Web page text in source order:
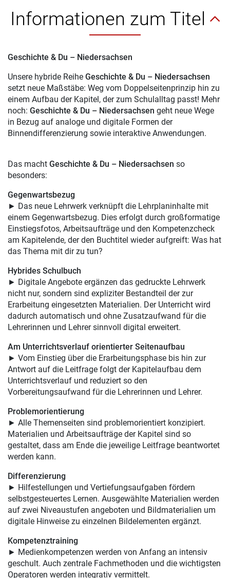
Informationen zum Titel
Geschichte & Du – Niedersachsen
Unsere hybride Reihe Geschichte & Du – Niedersachsen
setzt neue Maßstäbe: Weg vom Doppelseitenprinzip hin zu
einem Aufbau der Kapitel, der zum Schulalltag passt! Mehr
noch: Geschichte & Du – Niedersachsen geht neue Wege
in Bezug auf analoge und digitale Formen der
Binnendifferenzierung sowie interaktive Anwendungen.
Das macht Geschichte & Du – Niedersachsen so
besonders:
Gegenwartsbezug
► Das neue Lehrwerk verknüpft die Lehrplaninhalte mit
einem Gegenwartsbezug. Dies erfolgt durch großformatige
Einstiegsfotos, Arbeitsaufträge und den Kompetenzcheck
am Kapitelende, der den Buchtitel wieder aufgreift: Was hat
das Thema mit dir zu tun?
Hybrides Schulbuch
► Digitale Angebote ergänzen das gedruckte Lehrwerk
nicht nur, sondern sind expliziter Bestandteil der zur
Erarbeitung eingesetzten Materialien. Der Unterricht wird
dadurch automatisch und ohne Zusatzaufwand für die
Lehrerinnen und Lehrer sinnvoll digital erweitert.
Am Unterrichtsverlauf orientierter Seitenaufbau
► Vom Einstieg über die Erarbeitungsphase bis hin zur
Antwort auf die Leitfrage folgt der Kapitelaufbau dem
Unterrichtsverlauf und reduziert so den
Vorbereitungsaufwand für die Lehrerinnen und Lehrer.
Problemorientierung
► Alle Themenseiten sind problemorientiert konzipiert.
Materialien und Arbeitsaufträge der Kapitel sind so
gestaltet, dass am Ende die jeweilige Leitfrage beantwortet
werden kann.
Differenzierung
► Hilfestellungen und Vertiefungsaufgaben fördern
selbstgesteuertes Lernen. Ausgewählte Materialien werden
auf zwei Niveaustufen angeboten und Bildmaterialien um
digitale Hinweise zu einzelnen Bildelementen ergänzt.
Kompetenztraining
► Medienkompetenzen werden von Anfang an intensiv
geschult. Auch zentrale Fachmethoden und die wichtigsten
Operatoren werden integrativ vermittelt.